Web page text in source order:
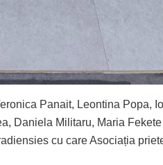
Panait, Leontina Popa,
Daniela Militaru, Maria
cu care Asociația